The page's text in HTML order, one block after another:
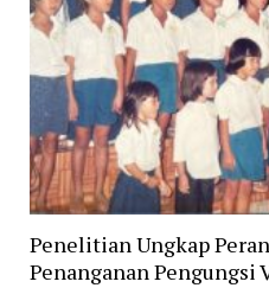
Penelitian Ungkap
Penanganan Pengungsi